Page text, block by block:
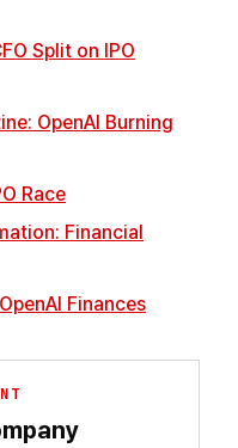
Split on IPO
OpenAI Burning
Race
Financial
Finances